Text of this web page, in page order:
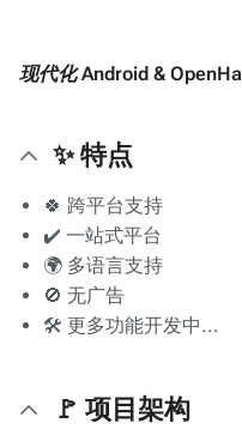
现代化 Android &
✨ 特点
🍀 跨平台支持
✔️ 一站式平台
🌍 多语言支持
🚫 无广告
🛠 更多功能开发中...
🚩 项目架构